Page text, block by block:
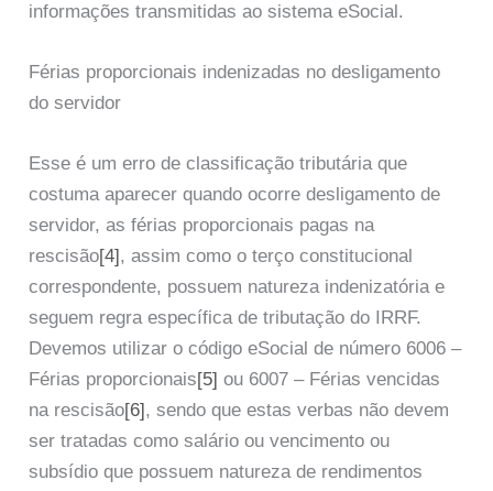
informações transmitidas ao sistema eSocial.
Férias proporcionais indenizadas no desligamento
do servidor
Esse é um erro de classificação tributária que
costuma aparecer quando ocorre desligamento de
servidor, as férias proporcionais pagas na
rescisão[4] , assim como o terço constitucional
correspondente, possuem natureza indenizatória e
seguem regra específica de tributação do IRRF.
Devemos utilizar o código eSocial de número 6006 –
Férias proporcionais[5] ou 6007 – Férias vencidas
na rescisão[6] , sendo que estas verbas não devem
ser tratadas como salário ou vencimento ou
subsídio que possuem natureza de rendimentos